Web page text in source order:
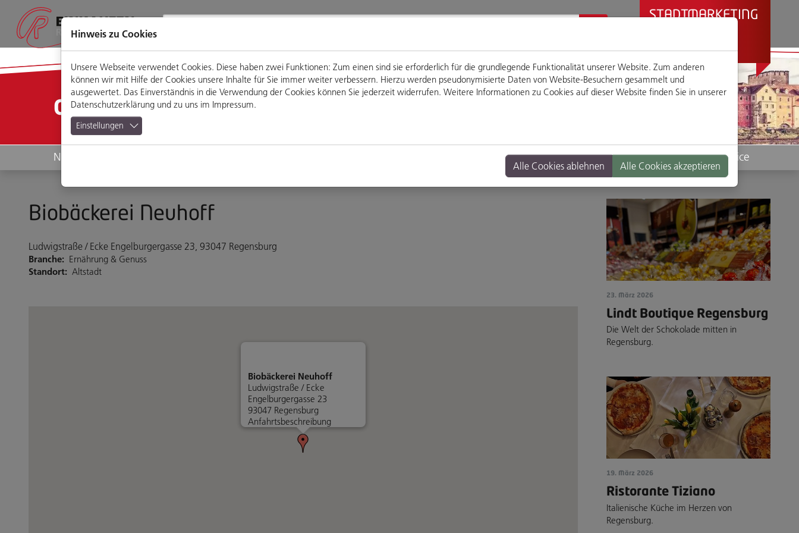
Seiteninhalt
Hauptmenü
Footermenü
Website-
Suche
STADTMARKETING
PRÄSENTIERT
Geschäfte
News Veranstaltungen Standorte Service
Biobäckerei Neuhoff
Ludwigstraße / Ecke Engelburgergasse 23, 93047 Regensburg
Branche: Ernährung & Genuss
Standort: Altstadt
Biobäckerei Neuhoff
Ludwigstraße / Ecke
Engelburgergasse 23
93047 Regensburg
Anfahrtsbeschreibung
23. März 2026
Lindt Boutique Regensburg
Die Welt der Schokolade mitten in
Regensburg.
19. März 2026
Ristorante Tiziano
Italienische Küche im Herzen von
Regensburg.
Hinweis zu Cookies
Unsere Webseite verwendet Cookies. Diese haben zwei Funktionen: Zum einen sind sie erforderlich für die grundlegende Funktionalität unserer Website. Zum anderen
können wir mit Hilfe der Cookies unsere Inhalte für Sie immer weiter verbessern. Hierzu werden pseudonymisierte Daten von Website-Besuchern gesammelt und
ausgewertet. Das Einverständnis in die Verwendung der Cookies können Sie jederzeit widerrufen. Weitere Informationen zu Cookies auf dieser Website finden Sie in unserer
Datenschutzerklärung und zu uns im Impressum.
Einstellungen
Alle Cookies ablehnen Alle Cookies akzeptieren